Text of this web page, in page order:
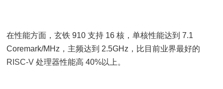
在性能方面，玄铁 910 支持 16 核，单核性能达到 7.1
Coremark/MHz，主频达到 2.5GHz，比目前业界最好的
RISC-V 处理器性能高 40%以上。